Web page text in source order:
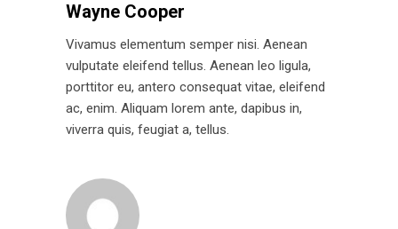
Wayne Cooper
Vivamus elementum semper nisi. Aenean
vulputate eleifend tellus. Aenean leo ligula,
porttitor eu, antero consequat vitae, eleifend
ac, enim. Aliquam lorem ante, dapibus in,
viverra quis, feugiat a, tellus.